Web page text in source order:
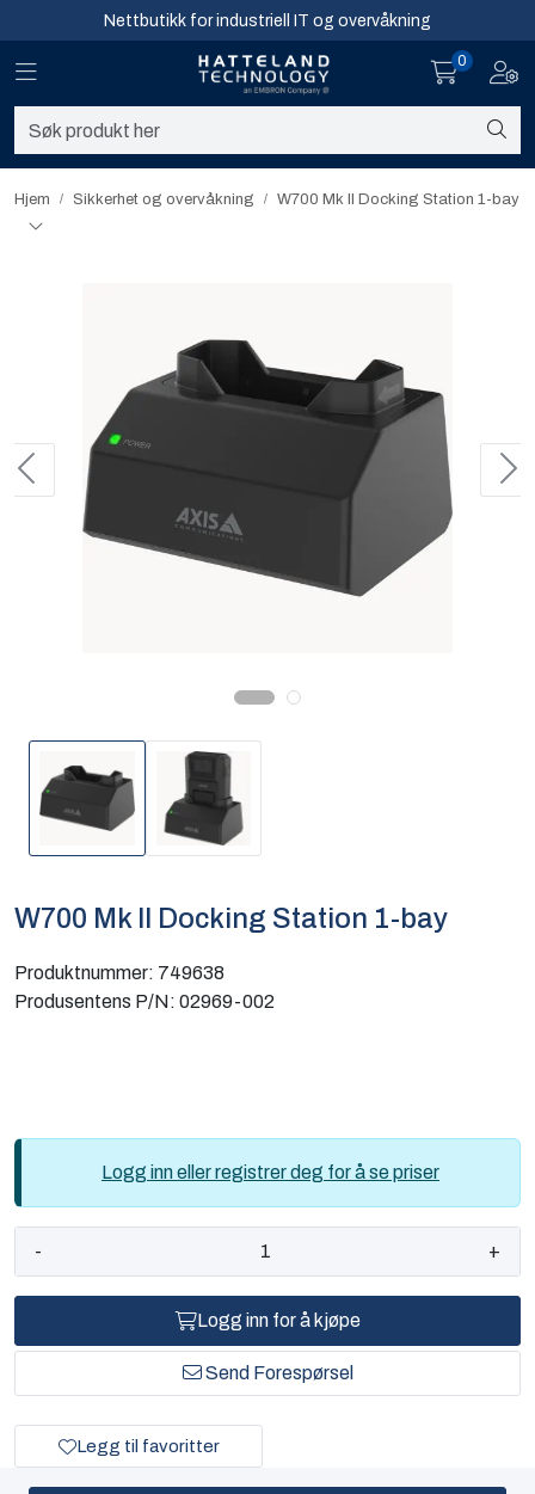
Skip to main contentNettbutikk for industriell IT og overvåkning
Toggle navigation
0
Hjem Sikkerhet og overvåkning W700 Mk II Docking Station 1-bay
W700 Mk II Docking Station 1-bay
Produktnummer: 749638
Produsentens P/N: 02969-002
Logg inn eller registrer deg for å se priser
- +
Logg inn for å kjøpe
Send Forespørsel
Legg til favoritter
Nettverk
Computing
Sikkerhet og overvåkning
Nettverk